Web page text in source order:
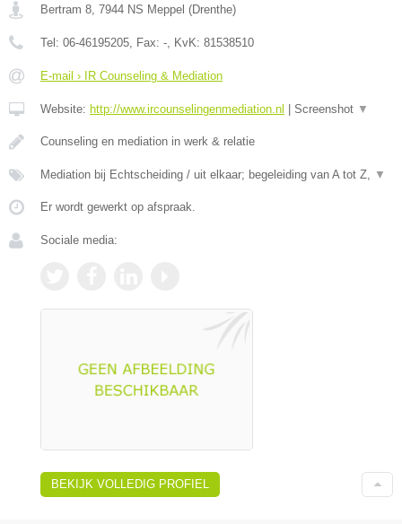
Bertram 8 7944 NS Meppel (Drenthe)
Tel: 06-46195205 , Fax: - , KvK: 81538510
E-mail › IR Counseling & Mediation
Website: http://www.ircounselingenmediation.nl Screenshot ▼
Counseling en mediation in werk & relatie
Mediation bij Echtscheiding / uit elkaar; begeleiding van A tot Z, ▼
Er wordt gewerkt op afspraak.
Sociale media:
BEKIJK VOLLEDIG PROFIEL